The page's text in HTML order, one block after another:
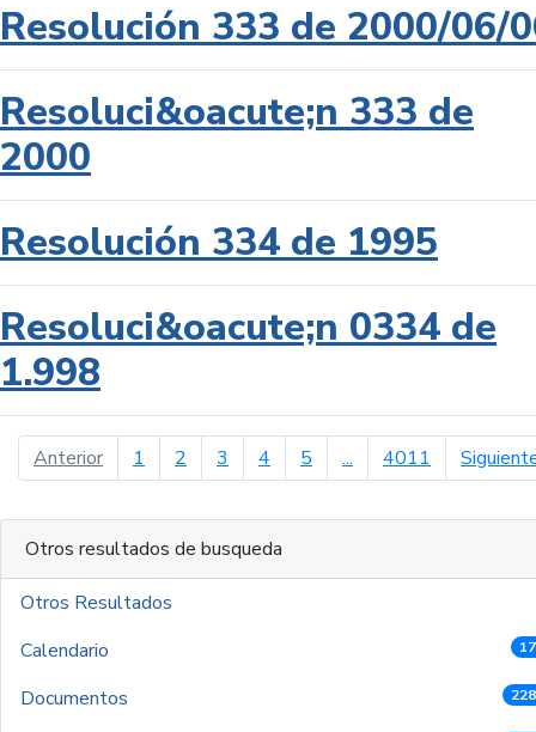
Resolución 333 de 2000/06/
Resoluci&oacute;n 333 de
2000
Resolución 334 de 1995
Resoluci&oacute;n 0334 de
1.998
Anteriorpágina anterior
1 2 3 4 5 ... 4011
Otros resultados de busqueda
Otros Resultados
Calendario
Documentos